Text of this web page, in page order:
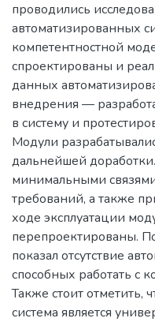
проводились
автоматизированных
компетентностной
спроектированы и
данных
внедрения —
в систему и
Модули
дальнейшей
минимальными
требований, а также
ходе эксплуатации
перепроектированы.
показал отсутствие
способных работать с
Также стоит отметить,
система является